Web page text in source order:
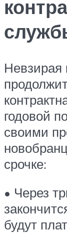
Невзирая
годовой
своими
срочке:
• Через
будут